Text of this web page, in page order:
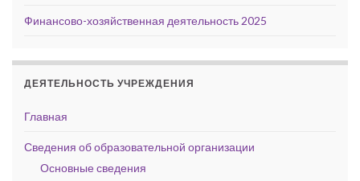
Финансово-хозяйственная деятельность 2025
ДЕЯТЕЛЬНОСТЬ УЧРЕЖДЕНИЯ
Главная
Сведения об образовательной организации
Основные сведения